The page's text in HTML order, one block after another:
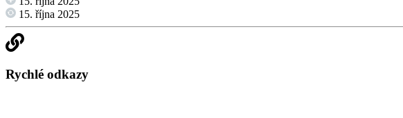
15. října 2025
Rychlé odkazy